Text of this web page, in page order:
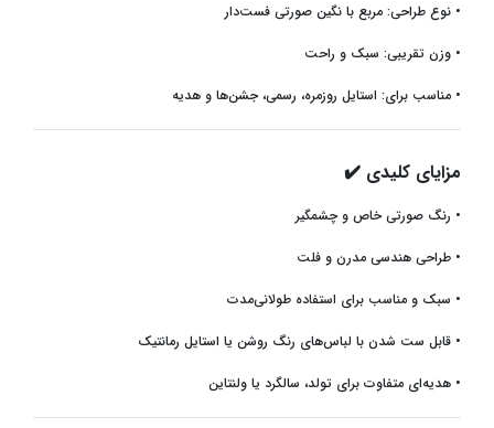
• نوع طراحی: مربع با نگین صورتی فست‌دار
• وزن تقریبی: سبک و راحت
• مناسب برای: استایل روزمره، رسمی، جشن‌ها و هدیه
مزایای کلیدی ✔️
• رنگ صورتی خاص و چشمگیر
• طراحی هندسی مدرن و فلت
• سبک و مناسب برای استفاده طولانی‌مدت
• قابل ست شدن با لباس‌های رنگ روشن یا استایل رمانتیک
• هدیه‌ای متفاوت برای تولد، سالگرد یا ولنتاین